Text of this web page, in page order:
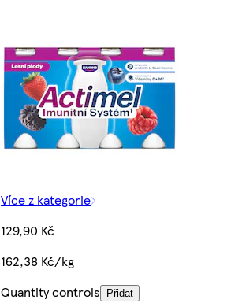
Více z kategorie
129,90 Kč
162,38 Kč/kg
Quantity controls
Přidat